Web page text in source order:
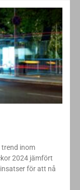
inom
2024 jämfört
för att nå